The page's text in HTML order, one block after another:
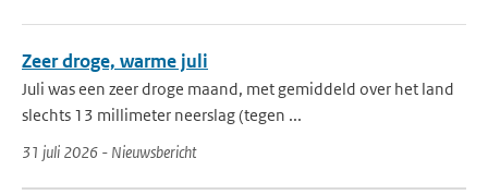
Zeer droge, warme juli
Juli was een zeer droge maand, met gemiddeld over het land
slechts 13 millimeter neerslag (tegen ...
31 juli 2026 - Nieuwsbericht